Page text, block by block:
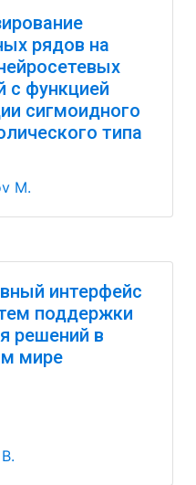
рядов на
с функцией
сигмоидного
типа
M.
интерфейс
поддержки
решений в
мире